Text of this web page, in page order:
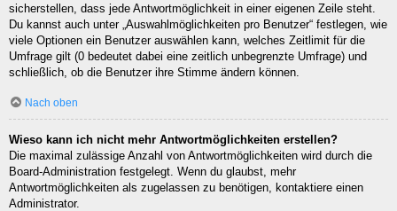
sicherstellen, dass jede Antwortmöglichkeit in einer eigenen Zeile steht.
Du kannst auch unter „Auswahlmöglichkeiten pro Benutzer“ festlegen, wie
viele Optionen ein Benutzer auswählen kann, welches Zeitlimit für die
Umfrage gilt (0 bedeutet dabei eine zeitlich unbegrenzte Umfrage) und
schließlich, ob die Benutzer ihre Stimme ändern können.
Nach oben
Wieso kann ich nicht mehr Antwortmöglichkeiten erstellen?
Die maximal zulässige Anzahl von Antwortmöglichkeiten wird durch die
Board-Administration festgelegt. Wenn du glaubst, mehr
Antwortmöglichkeiten als zugelassen zu benötigen, kontaktiere einen
Administrator.